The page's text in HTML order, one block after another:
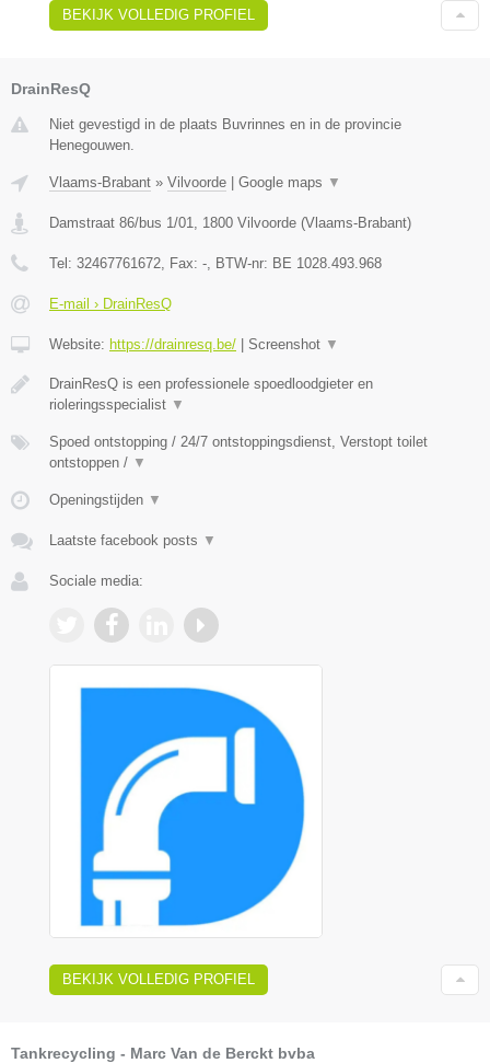
BEKIJK VOLLEDIG PROFIEL
DrainResQ
Niet gevestigd in de plaats Buvrinnes en in de provincie
Henegouwen.
Vlaams-Brabant » Vilvoorde | Google maps ▼
Damstraat 86/bus 1/01 1800 Vilvoorde (Vlaams-Brabant)
Tel: 32467761672 , Fax: - , BTW-nr: BE 1028.493.968
E-mail › DrainResQ
Website: https://drainresq.be/ | Screenshot ▼
DrainResQ is een professionele spoedloodgieter en
rioleringsspecialist ▼
Spoed ontstopping / 24/7 ontstoppingsdienst, Verstopt toilet
ontstoppen / ▼
Openingstijden ▼
Laatste facebook posts ▼
Sociale media:
BEKIJK VOLLEDIG PROFIEL
Tankrecycling - Marc Van de Berckt bvba